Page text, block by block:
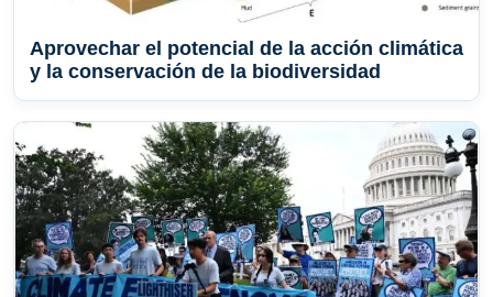
Aprovechar el potencial de la acción climática
y la conservación de la biodiversidad